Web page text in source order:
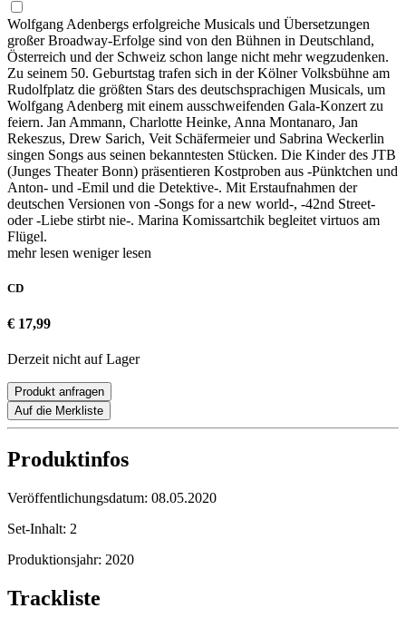
Wolfgang Adenbergs erfolgreiche Musicals und Übersetzungen
großer Broadway-Erfolge sind von den Bühnen in Deutschland,
Österreich und der Schweiz schon lange nicht mehr wegzudenken.
Zu seinem 50. Geburtstag trafen sich in der Kölner Volksbühne am
Rudolfplatz die größten Stars des deutschsprachigen Musicals, um
Wolfgang Adenberg mit einem ausschweifenden Gala-Konzert zu
feiern. Jan Ammann, Charlotte Heinke, Anna Montanaro, Jan
Rekeszus, Drew Sarich, Veit Schäfermeier und Sabrina Weckerlin
singen Songs aus seinen bekanntesten Stücken. Die Kinder des JTB
(Junges Theater Bonn) präsentieren Kostproben aus -Pünktchen und
Anton- und -Emil und die Detektive-. Mit Erstaufnahmen der
deutschen Versionen von -Songs for a new world-, -42nd Street-
oder -Liebe stirbt nie-. Marina Komissartchik begleitet virtuos am
Flügel.
mehr lesen weniger lesen
CD
€ 17,99
Derzeit nicht auf Lager
Produkt anfragen
Auf die Merkliste
Produktinfos
Veröffentlichungsdatum: 08.05.2020
Set-Inhalt: 2
Produktionsjahr: 2020
Trackliste